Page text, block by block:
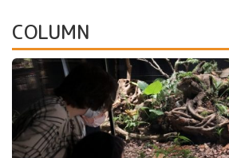
COLUMN